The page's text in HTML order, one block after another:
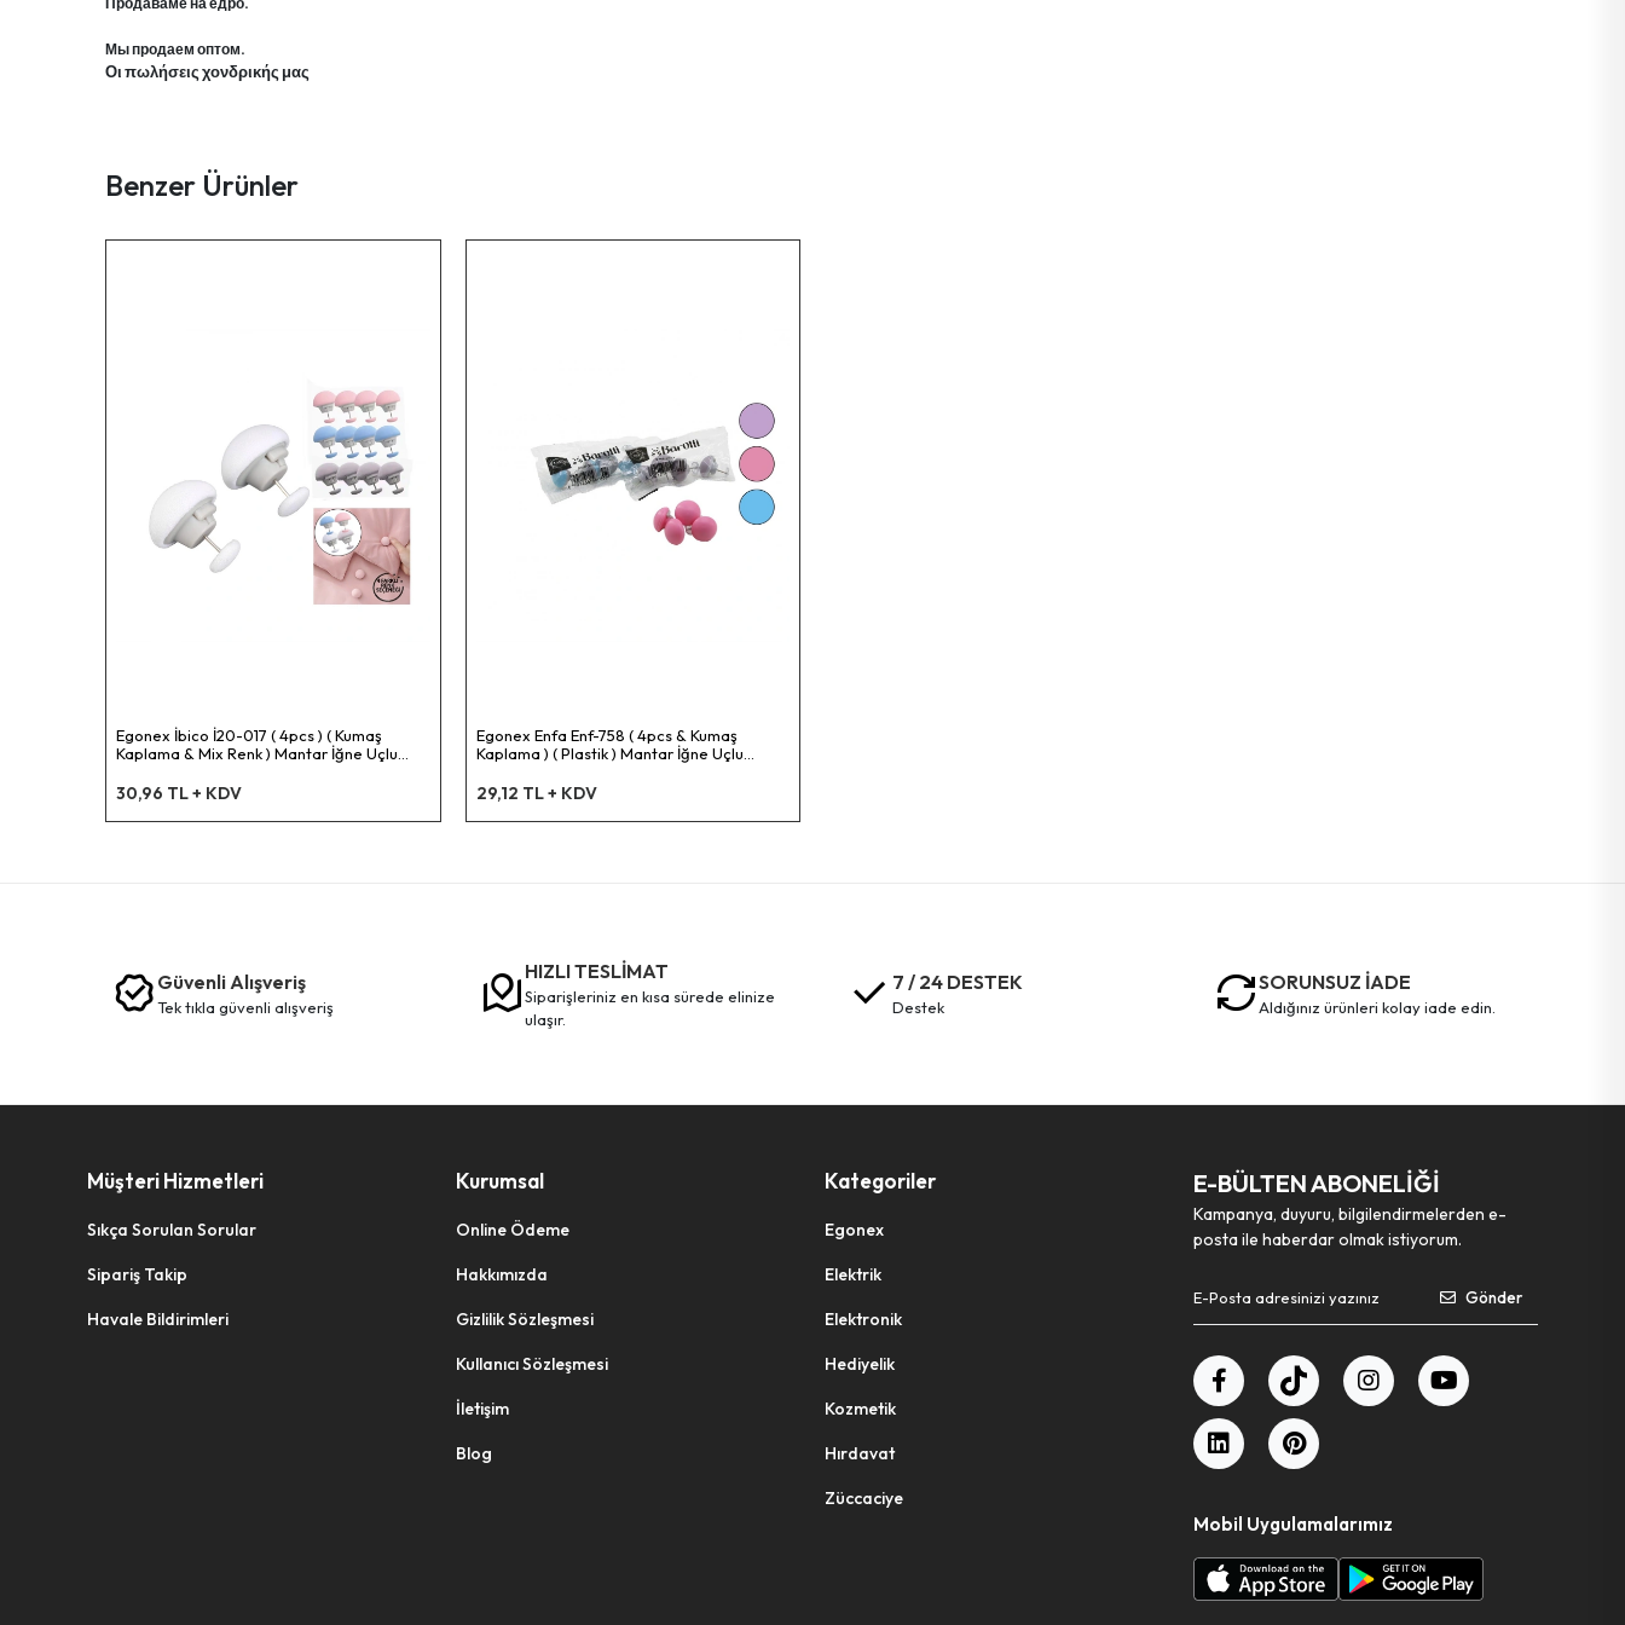
Мы продаем оптом.
Οι πωλήσεις χονδρικής μας
Benzer Ürünler
Egonex İbico İ20-017 ( 4pcs ) ( Kumaş
Kaplama & Mix Renk ) Mantar İğne Uçlu
Sabitleyici*50x20
30,96 TL + KDV
Egonex Enfa Enf-758 ( 4pcs & Kumaş
Kaplama ) ( Plastik ) Mantar İğne Uçlu
Sabitleyici*50x8
29,12 TL + KDV
Güvenli Alışveriş
tek tikla güvenli̇ alişveri̇ş
HIZLI TESLİMAT
siparişleriniz en kısa sürede elinize
ulaşır.
7 / 24 DESTEK
destek
SORUNSUZ İADE
aldığınız ürünleri kolay iade edin.
Müşteri Hizmetleri
Sıkça Sorulan Sorular
Sipariş Takip
Havale Bildirimleri
Kurumsal
Online Ödeme
Hakkımızda
Gizlilik Sözleşmesi
Kullanıcı Sözleşmesi
İletişim
Blog
Kategoriler
Egonex
Elektrik
Elektronik
Hediyelik
Kozmetik
Hırdavat
Züccaciye
E-BÜLTEN ABONELİĞİ
Kampanya, duyuru, bilgilendirmelerden e-
posta ile haberdar olmak istiyorum.
Gönder
Mobil Uygulamalarımız